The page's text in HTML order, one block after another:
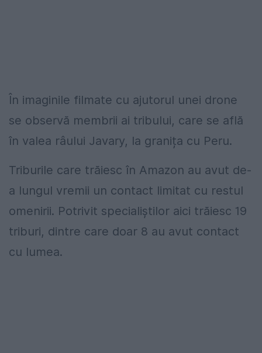
În imaginile filmate cu ajutorul unei drone
se observă membrii ai tribului, care se află
în valea râului Javary, la granița cu Peru.
Triburile care trăiesc în Amazon au avut de-
a lungul vremii un contact limitat cu restul
omenirii. Potrivit specialiștilor aici trăiesc 19
triburi, dintre care doar 8 au avut contact
cu lumea.